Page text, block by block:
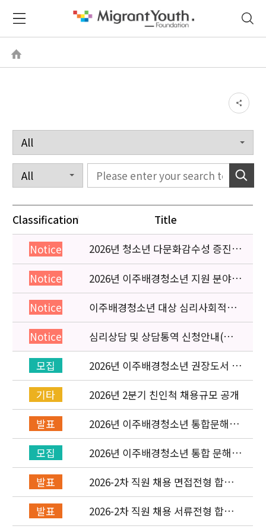
Classification Title
Notice
2026년 청소년 다문화감수성 증진
프로그램 「다가감」신청기관 안내
Notice
2026년 이주배경청소년 지원 분야
종사자 역량강화 교육 일정 안내
Notice
이주배경청소년 대상 심리사회적응
검사 연수동영상 개편 안내
Notice
심리상담 및 상담통역 신청안내(의뢰
서첨부)
모집
2026년 이주배경청소년 권장도서 목
록 구성을 위한 청소년 참여 이벤트
안내
기타
2026년 2분기 친인척 채용규모 공개
발표
2026년 이주배경청소년 통합문해력
교육지원사업 수행기관 선정 결과 발
표
모집
2026년 이주배경청소년 통합 문해력
교육지원 사업 위탁기관 신청 공고
발표
2026-2차 직원 채용 면접전형 합격
자 발표 및 적격심사 안내
발표
2026-2차 직원 채용 서류전형 합격
자 발표 및 면접전형 안내